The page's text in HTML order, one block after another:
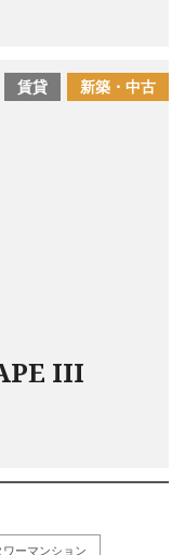
新築・中古
賃貸
III
ワーマンション